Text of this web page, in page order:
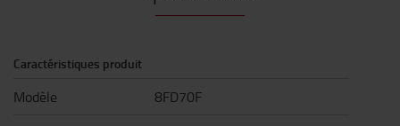
Caractéristiques produit
Modèle 8FD70F